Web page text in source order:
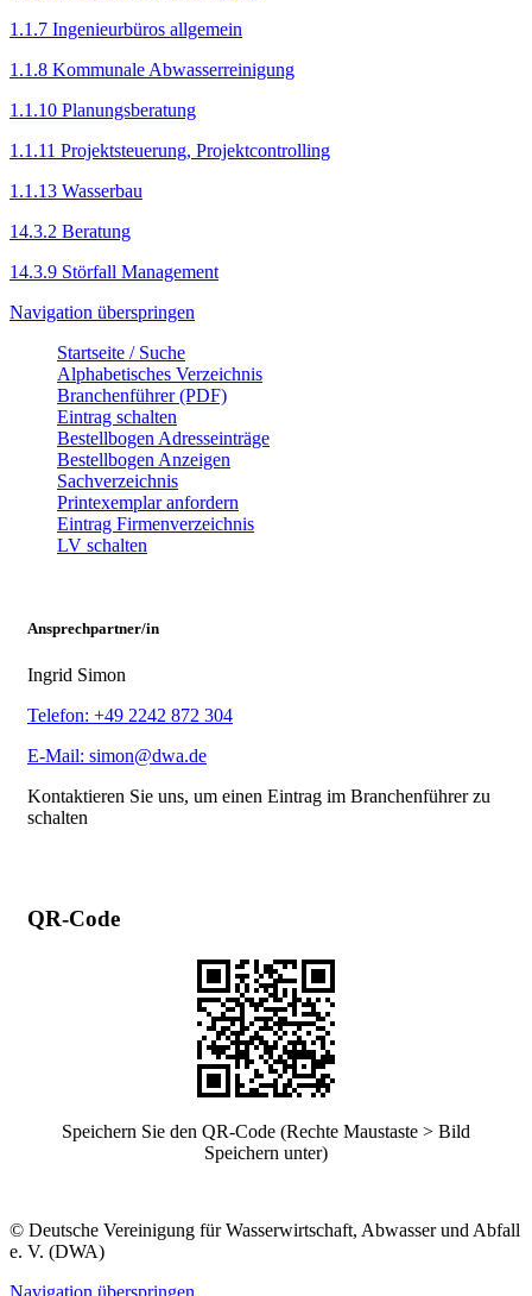
1.1.7 Ingenieurbüros allgemein
1.1.8 Kommunale Abwasserreinigung
1.1.10 Planungsberatung
1.1.11 Projektsteuerung, Projektcontrolling
1.1.13 Wasserbau
14.3.2 Beratung
14.3.9 Störfall Management
Navigation überspringen
Startseite / Suche
Alphabetisches Verzeichnis
Branchenführer (PDF)
Eintrag schalten
Bestellbogen Adresseinträge
Bestellbogen Anzeigen
Sachverzeichnis
Printexemplar anfordern
Eintrag Firmenverzeichnis
LV schalten
Ansprechpartner/in
Ingrid Simon
Telefon: +49 2242 872 304
E-Mail: simon@dwa.de
Kontaktieren Sie uns, um einen Eintrag im Branchenführer zu
schalten
QR-Code
Speichern Sie den QR-Code (Rechte Maustaste > Bild
Speichern unter)
© Deutsche Vereinigung für Wasserwirtschaft, Abwasser und Abfall
e. V. (DWA)
Navigation überspringen